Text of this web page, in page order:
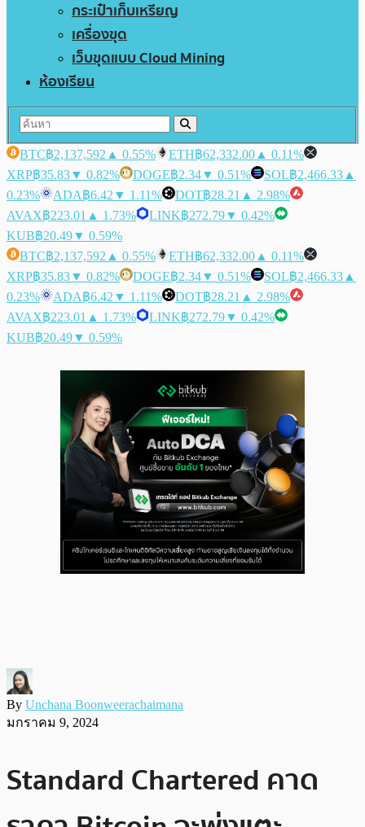
กระเป๋าเก็บเหรียญ
เครื่องขุด
เว็บขุดแบบ Cloud Mining
ห้องเรียน
BTC฿2,137,592 ▲ 0.55% ETH฿62,332.00 ▲ 0.11%
XRP฿35.83▼ 0.82% DOGE฿2.34▼ 0.51% SOL฿2,466.33 ▲
0.23%
ADA฿6.42 ▼ 1.11% DOT฿28.21 ▲ 2.98%
AVAX฿223.01 ▲ 1.73% LINK฿272.79▼ 0.42%
KUB฿20.49▼ 0.59%
BTC฿2,137,592 ▲ 0.55% ETH฿62,332.00 ▲ 0.11%
XRP฿35.83▼ 0.82% DOGE฿2.34▼ 0.51% SOL฿2,466.33 ▲
0.23%
ADA฿6.42 ▼ 1.11% DOT฿28.21 ▲ 2.98%
AVAX฿223.01 ▲ 1.73% LINK฿272.79▼ 0.42%
KUB฿20.49▼ 0.59%
By Unchana Boonweerachaimana
มกราคม 9, 2024
Standard Chartered คาด